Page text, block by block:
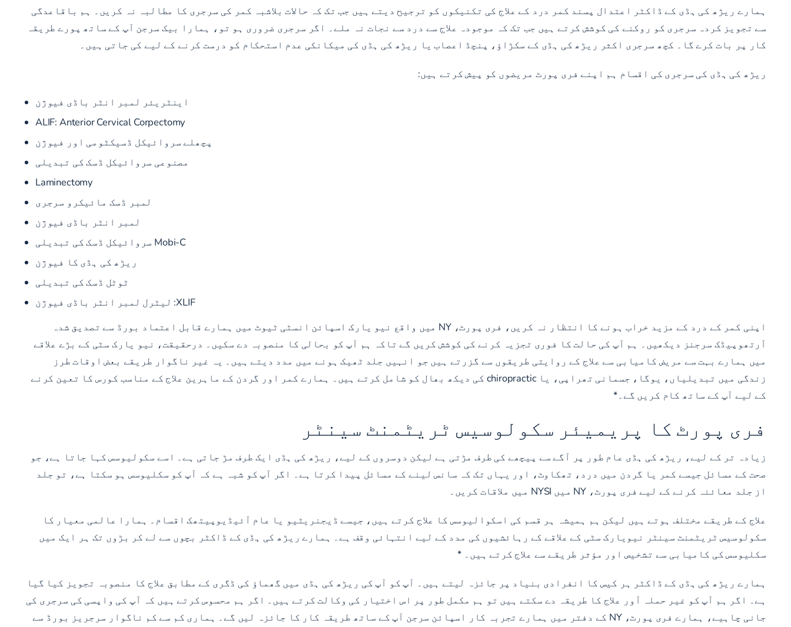
ہمارے ریڑھ کی ہڈی کے ڈاکٹر اعتدال پسند کمر درد کے علاج کی تکنیکوں کو ترجیح دیتے ہیں جب تک کہ حالات بلاشبہ کمر کی سرجری کا مطالبہ نہ کریں۔ ہم باقاعدگی
سے تجویز کردہ سرجری کو روکنے کی کوشش کرتے ہیں جب تک کہ موجودہ علاج سے درد سے نجات نہ ملے۔ اگر سرجری ضروری ہو تو، ہمارا بیک سرجن آپ کے ساتھ پورے طریقہ
کار پر بات کرے گا۔ کچھ سرجری اکثر ریڑھ کی ہڈی کے سکڑاؤ، پنچڈ اعصاب یا ریڑھ کی ہڈی کی میکانکی عدم استحکام کو درست کرنے کے لیے کی جاتی ہیں۔
ریڑھ کی ہڈی کی سرجری کی اقسام ہم اپنے فری پورٹ مریضوں کو پیش کرتے ہیں:
اینٹریئر لمبر انٹر باڈی فیوژن
ALIF: Anterior Cervical Corpectomy
پچھلے سروائیکل ڈسیکٹومی اور فیوژن
مصنوعی سروائیکل ڈسک کی تبدیلی
Laminectomy
لمبر ڈسک مائیکرو سرجری
لمبر انٹر باڈی فیوژن
Mobi-C سروائیکل ڈسک کی تبدیلی
ریڑھ کی ہڈی کا فیوژن
ٹوٹل ڈسک کی تبدیلی
XLIF: لیٹرل لمبر انٹر باڈی فیوژن
اپنی کمر کے درد کے مزید خراب ہونے کا انتظار نہ کریں، فری پورٹ، NY میں واقع نیو یارک اسپائن انسٹی ٹیوٹ میں ہمارے قابل اعتماد بورڈ سے تصدیق شدہ
آرتھوپیڈک سرجنز دیکھیں۔ ہم آپ کی حالت کا فوری تجزیہ کرنے کی کوشش کریں گے تاکہ ہم آپ کو بحالی کا منصوبہ دے سکیں۔ درحقیقت، نیو یارک سٹی کے بڑے علاقے
میں ہمارے بہت سے مریض کامیابی سے علاج کے روایتی طریقوں سے گزرتے ہیں جو انہیں جلد ٹھیک ہونے میں مدد دیتے ہیں۔ یہ غیر ناگوار طریقے بعض اوقات طرز
زندگی میں تبدیلیاں، یوگا، جسمانی تھراپی، یا chiropractic کی دیکھ بھال کو شامل کرتے ہیں۔ ہمارے کمر اور گردن کے ماہرین علاج کے مناسب کورس کا تعین کرنے
کے لیے آپ کے ساتھ کام کریں گے۔*
فری پورٹ کا پریمیئر سکولوسیس ٹریٹمنٹ سینٹر
زیادہ تر کے لیے، ریڑھ کی ہڈی عام طور پر آگے سے پیچھے کی طرف مڑتی ہے لیکن دوسروں کے لیے، ریڑھ کی ہڈی ایک طرف مڑ جاتی ہے۔ اسے سکولیوسس کہا جاتا ہے، جو
صحت کے مسائل جیسے کمر یا گردن میں درد، تھکاوٹ، اور یہاں تک کہ سانس لینے کے مسائل پیدا کرتا ہے۔ اگر آپ کو شبہ ہے کہ آپ کو سکلیوسس ہو سکتا ہے، تو جلد
از جلد معائنہ کرنے کے لیے فری پورٹ، NY میں NYSI میں ملاقات کریں۔
علاج کے طریقے مختلف ہوتے ہیں لیکن ہم ہمیشہ ہر قسم کی اسکوالیوسس کا علاج کرتے ہیں، جیسے ڈیجنریٹیو یا عام آئیڈیوپیتھک اقسام۔ ہمارا عالمی معیار کا
سکولوسیس ٹریٹمنٹ سینٹر نیویارک سٹی کے علاقے کے رہائشیوں کی مدد کے لیے انتہائی وقف ہے۔ ہمارے ریڑھ کی ہڈی کے ڈاکٹر بچوں سے لے کر بڑوں تک ہر ایک میں
سکلیوسس کی کامیابی سے تشخیص اور مؤثر طریقے سے علاج کرتے ہیں۔ *
ہمارے ریڑھ کی ہڈی کے ڈاکٹر ہر کیس کا انفرادی بنیاد پر جائزہ لیتے ہیں۔ آپ کو آپ کی ریڑھ کی ہڈی میں گھماؤ کی ڈگری کے مطابق علاج کا منصوبہ تجویز کیا گیا
ہے۔ اگر ہم آپ کو غیر حملہ آور علاج کا طریقہ دے سکتے ہیں تو ہم مکمل طور پر اس اختیار کی وکالت کرتے ہیں۔ اگر ہم محسوس کرتے ہیں کہ آپ کی واپسی کی سرجری کی
جانی چاہیے، ہمارے فری پورٹ، NY کے دفتر میں ہمارے تجربہ کار اسپائن سرجن آپ کے ساتھ طریقہ کار کا جائزہ لیں گے۔ ہماری کم سے کم ناگوار سرجریز بورڈ سے